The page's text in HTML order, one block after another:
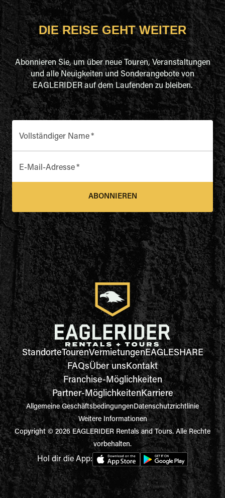
DIE REISE GEHT WEITER
Abonnieren Sie, um über neue Touren, Veranstaltungen
und alle Neuigkeiten und Sonderangebote von
EAGLERIDER auf dem Laufenden zu bleiben.
Vollständiger Name*
E-Mail-Adresse*
ABONNIEREN
StandorteTourenVermietungenEAGLESHARE
FAQsÜber unsKontakt
Franchise-Möglichkeiten
Partner-MöglichkeitenKarriere
Allgemeine GeschäftsbedingungenDatenschutzrichtlinie
Weitere Informationen
Copyright © 2026 EAGLERIDER Rentals and Tours. Alle Rechte
vorbehalten.
Hol dir die App: